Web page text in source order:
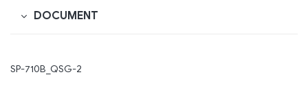
DOCUMENT
SP-710B_QSG-2